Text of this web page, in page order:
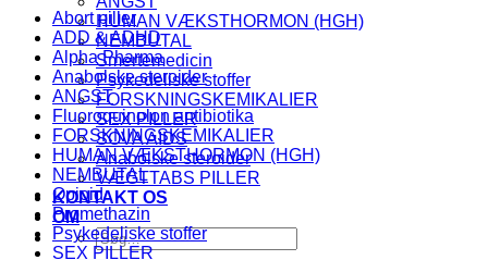
HUMAN VÆKSTHORMON (HGH)
NEMBUTAL
Smertemedicin
Psykedeliske stoffer
FORSKNINGSKEMIKALIER
SEX PILLER
SOVA AIDS
Anabolske steroider
VÆGTTABS PILLER
KONTAKT OS
OM
Søg
efter:
Abort piller
ADD & ADHD
Alpha Pharma
Anabolske steroider
ANGST
Fluoroquinolon antibiotika
FORSKNINGSKEMIKALIER
HUMAN VÆKSTHORMON (HGH)
NEMBUTAL
Opioid
Promethazin
Psykedeliske stoffer
SEX PILLER